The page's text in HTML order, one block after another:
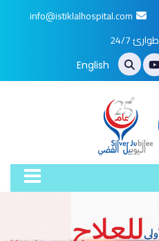
info@istiklalhospital.com
طوارئ 24/7
English